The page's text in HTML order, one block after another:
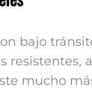
bajo
resistentes,
mucho